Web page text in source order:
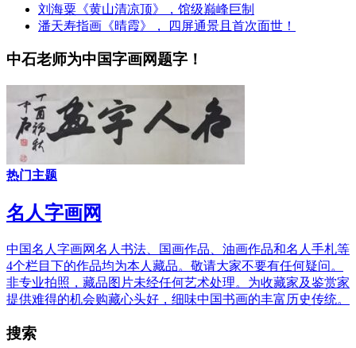
刘海粟《黄山清凉顶》，馆级巅峰巨制
潘天寿指画《晴霞》， 四屏通景且首次面世！
中石老师为中国字画网题字！
热门主题
名人字画网
中国名人字画网名人书法、国画作品、油画作品和名人手札等
4个栏目下的作品均为本人藏品。敬请大家不要有任何疑问。
非专业拍照，藏品图片未经任何艺术处理。为收藏家及鉴赏家
提供难得的机会购藏心头好，细味中国书画的丰富历史传统。
搜索